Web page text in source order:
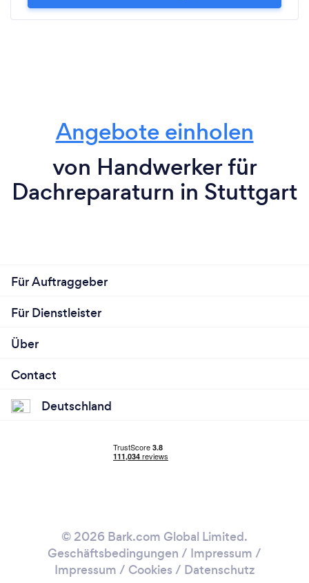
Angebote einholen
von Handwerker für
Dachreparaturn in Stuttgart
Für Auftraggeber
Für Dienstleister
Über
Contact
Deutschland
© 2026 Bark.com Global Limited.
Geschäftsbedingungen / Impressum /
Impressum / Cookies / Datenschutz